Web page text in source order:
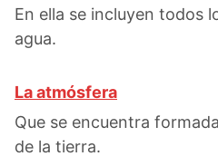
En ella se incluyen todos
agua.
La atmósfera
Que se encuentra
de la tierra.